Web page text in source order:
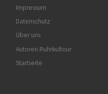
Impressum
Datenschutz
Über uns
Autoren Ruhrkultour
Startseite